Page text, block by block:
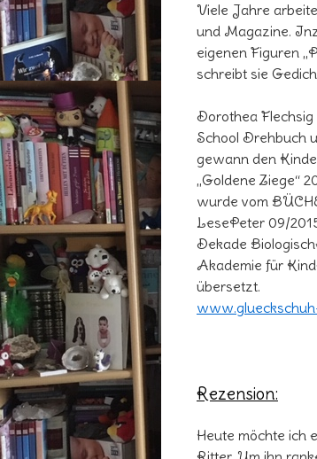
Viele Jahre
und Magazine.
eigenen Figuren
schreibt sie
Dorothea
School Drehbuch
gewann den
„Goldene Ziege“
wurde vom
LesePeter 09/
Dekade
Akademie für
übersetzt.
Rezension:
Heute möchte ich